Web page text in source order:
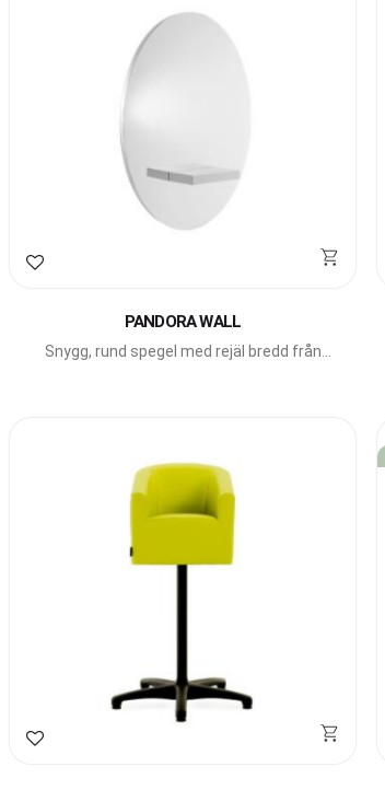
Lägg till i favoriter
PANDORA WALL
Snygg, rund spegel med rejäl bredd från
Lägg till i favoriter